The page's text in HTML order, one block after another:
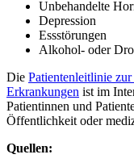
Unbehandelte
Depression
Essstörungen
Alkohol- oder
Die Patientenleitlinie
Erkrankungen ist im
Patientinnen und
Öffentlichkeit oder
Quellen: